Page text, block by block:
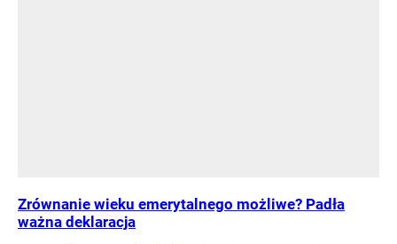
Zrównanie wieku emerytalnego możliwe? Padła
ważna deklaracja